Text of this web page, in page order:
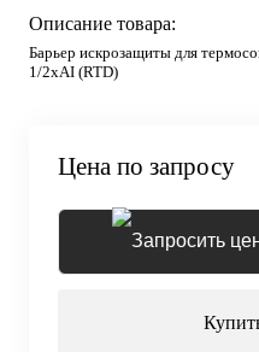
Описание товара:
Барьер искрозащиты для
1/2хAI (RTD)
Цена по запросу